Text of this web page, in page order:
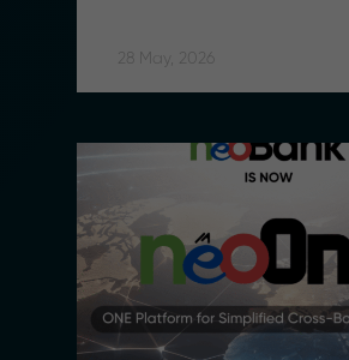
28 May, 2026